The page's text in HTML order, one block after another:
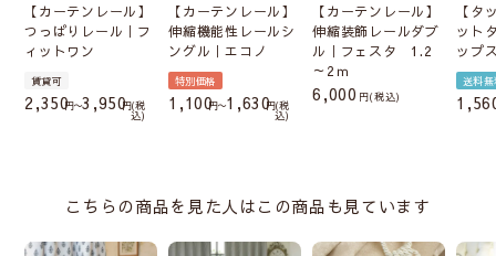
【カーテンレール】
つっぱりレール｜フ
ィットワン
賃貸可
2,350 〜3,950 税
込
【カーテンレール】
伸縮機能性レールシ
ングル｜エコノ
特別価格
1,100 〜1,630 税
込
【カーテンレール】
伸縮装飾レールダブ
ル｜フェスタ 1.2
～2ｍ
6,000 税込
【タ
ット
ップ
送料無
こちらの商品を見た人はこの商品も見ています